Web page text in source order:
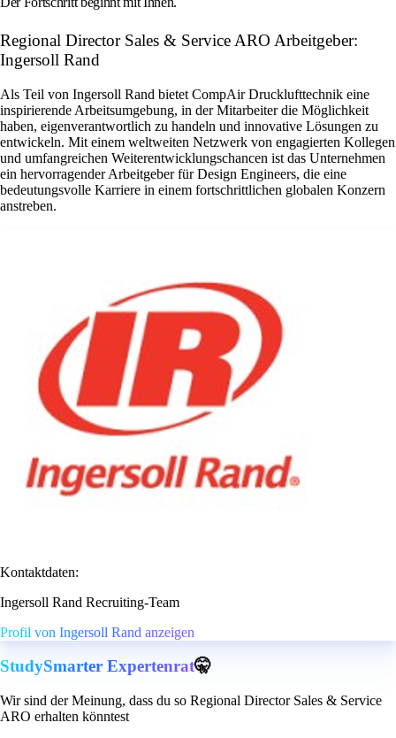
Regional Director Sales & Service ARO Arbeitgeber:
Ingersoll Rand
Als Teil von Ingersoll Rand bietet CompAir Drucklufttechnik eine
inspirierende Arbeitsumgebung, in der Mitarbeiter die Möglichkeit
haben, eigenverantwortlich zu handeln und innovative Lösungen zu
entwickeln. Mit einem weltweiten Netzwerk von engagierten Kollegen
und umfangreichen Weiterentwicklungschancen ist das Unternehmen
ein hervorragender Arbeitgeber für Design Engineers, die eine
bedeutungsvolle Karriere in einem fortschrittlichen globalen Konzern
anstreben.
Kontaktdaten:
Ingersoll Rand Recruiting-Team
Profil von Ingersoll Rand anzeigen
StudySmarter Expertenrat🤫
Wir sind der Meinung, dass du so Regional Director Sales & Service
ARO erhalten könntest